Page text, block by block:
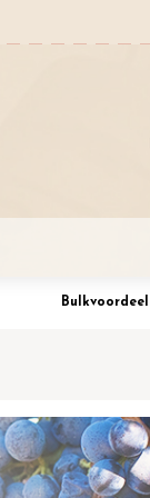
Bulkvoordeel